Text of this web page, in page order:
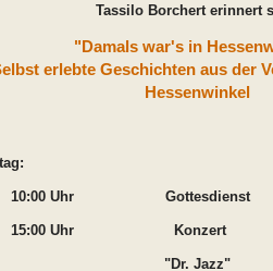
Tassilo Borchert erinnert
"Damals war's in
erlebte Geschichten aus der
Hessenwinkel
Uhr Gottesdienst
Uhr Konzert
"Dr. Jazz"